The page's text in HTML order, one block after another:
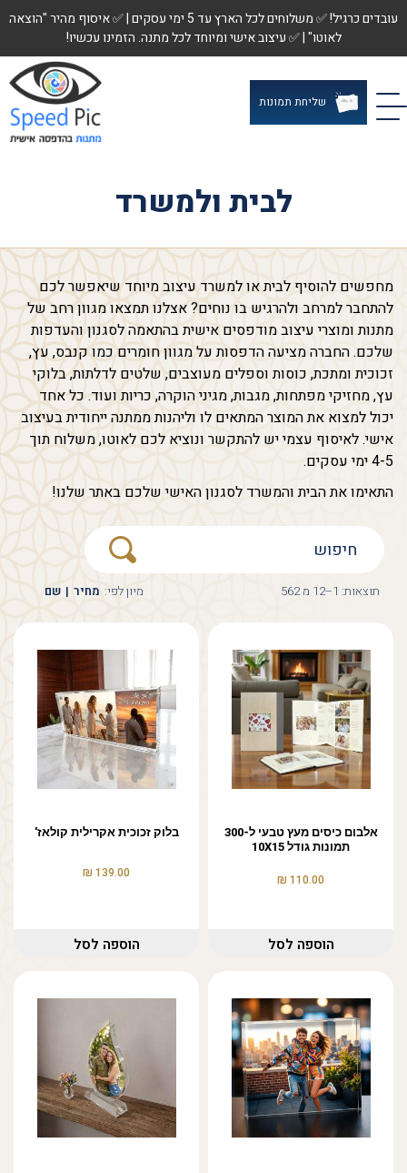
עובדים כרגיל! ✅ משלוחים לכל הארץ עד 5 ימי עסקים | ✅ איסוף מהיר "הוצאה
לאוטו" | ✅ עיצוב אישי ומיוחד לכל מתנה. הזמינו עכשיו!
שליחת תמונות
לבית ולמשרד
מחפשים להוסיף לבית או למשרד עיצוב מיוחד שיאפשר לכם
להתחבר למרחב ולהרגיש בו נוחים? אצלנו תמצאו מגוון רחב של
מתנות ומוצרי עיצוב מודפסים אישית בהתאמה לסגנון והעדפות
שלכם. החברה מציעה הדפסות על מגוון חומרים כמו קנבס, עץ,
זכוכית ומתכת, כוסות וספלים מעוצבים, שלטים לדלתות, בלוקי
עץ, מחזיקי מפתחות, מגבות, מגיני הוקרה, כריות ועוד. כל אחד
יכול למצוא את המוצר המתאים לו וליהנות ממתנה ייחודית בעיצוב
אישי. לאיסוף עצמי יש להתקשר ונוציא לכם לאוטו, משלוח תוך
4-5 ימי עסקים.
התאימו את הבית והמשרד לסגנון האישי שלכם באתר שלנו!
תוצאות: 1–12 מ 562 מיון לפי: מחיר | שם
אלבום כיסים מעץ טבעי ל-300
תמונות גודל 10X15
110.00
₪
הוספה לסל
בלוק זכוכית אקרילית קולאז'
139.00
₪
הוספה לסל